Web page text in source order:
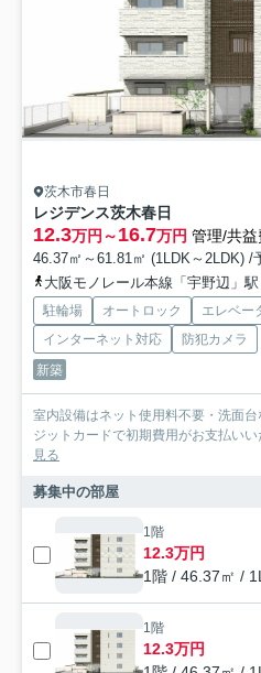
茨木市春日
レジデンス茨木春日
12.3万円～16.7万円 管理/共
46.37㎡～61.81㎡ (1LDK～2LDK) /
大阪モノレール本線「宇野辺」
駐輪場 オートロック エレベー
インターネット対応
防犯カメラ
新築
室内設備はネット使用料不要・洗面
ジットカードで初期費用がお支払い
見る
募集中の部屋
1階
12.3万円
1階 / 46.37㎡ /
1階
12.3万円